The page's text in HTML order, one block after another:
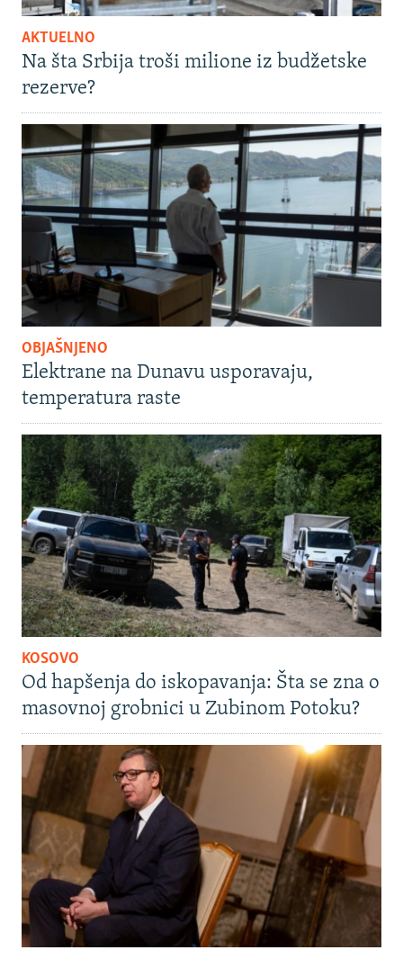
AKTUELNO
Na šta Srbija troši milione iz budžetske
rezerve?
OBJAŠNJENO
Elektrane na Dunavu usporavaju,
temperatura raste
KOSOVO
Od hapšenja do iskopavanja: Šta se zna o
masovnoj grobnici u Zubinom Potoku?